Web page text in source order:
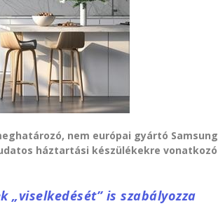
nem európai gyártó Samsung
háztartási készülékekre vonatkozó
„viselkedését” is szabályozza